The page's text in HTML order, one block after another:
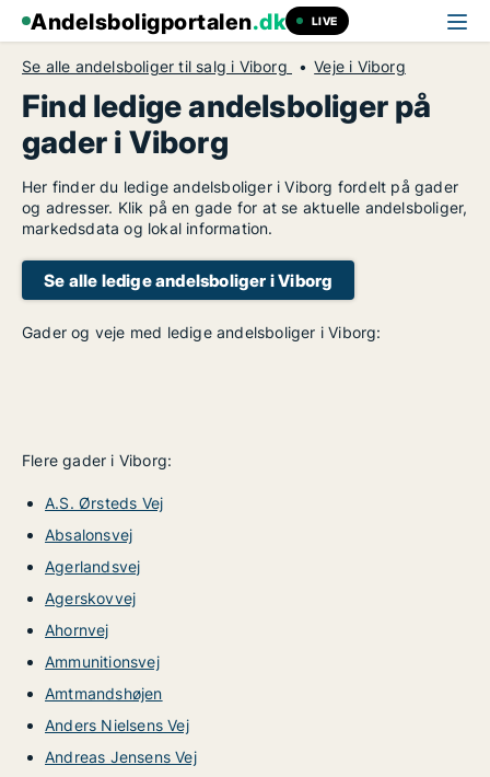
Andelsboligportalen.dk LIVE
Se alle andelsboliger til salg i Viborg Veje i Viborg
Find ledige andelsboliger på
gader i Viborg
Her finder du ledige andelsboliger i Viborg fordelt på gader
og adresser. Klik på en gade for at se aktuelle andelsboliger,
markedsdata og lokal information.
Se alle ledige andelsboliger i Viborg
Gader og veje med ledige andelsboliger i Viborg:
Flere gader i Viborg:
A.S. Ørsteds Vej
Absalonsvej
Agerlandsvej
Agerskovvej
Ahornvej
Ammunitionsvej
Amtmandshøjen
Anders Nielsens Vej
Andreas Jensens Vej